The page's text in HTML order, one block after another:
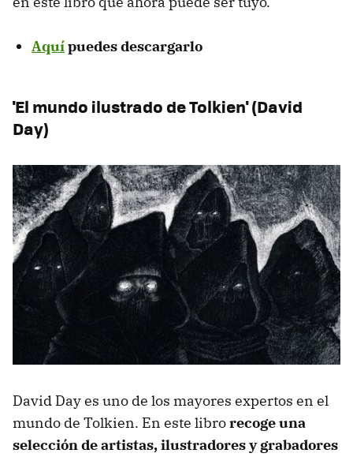
Aquípuedes descargarlo
'El mundo ilustrado de Tolkien' (David
Day)
David Day es uno de los mayores expertos en el
mundo de Tolkien. En este librorecoge una
selección de artistas, ilustradores y grabadores